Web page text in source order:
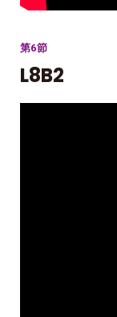
第6節
L8B2